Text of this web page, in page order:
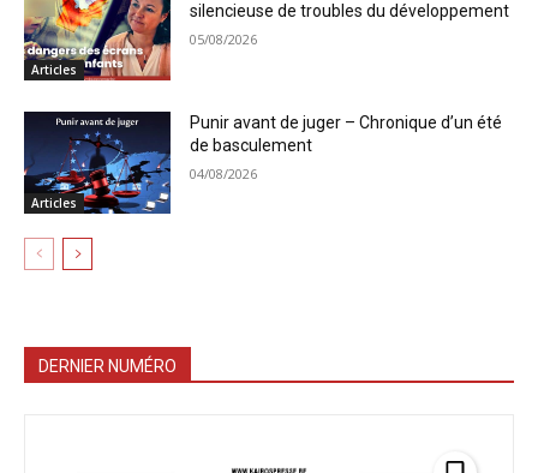
Articles
silencieuse de troubles du développement
05/08/2026
Articles
Punir avant de juger – Chronique d’un été
de basculement
04/08/2026
DERNIER NUMÉRO